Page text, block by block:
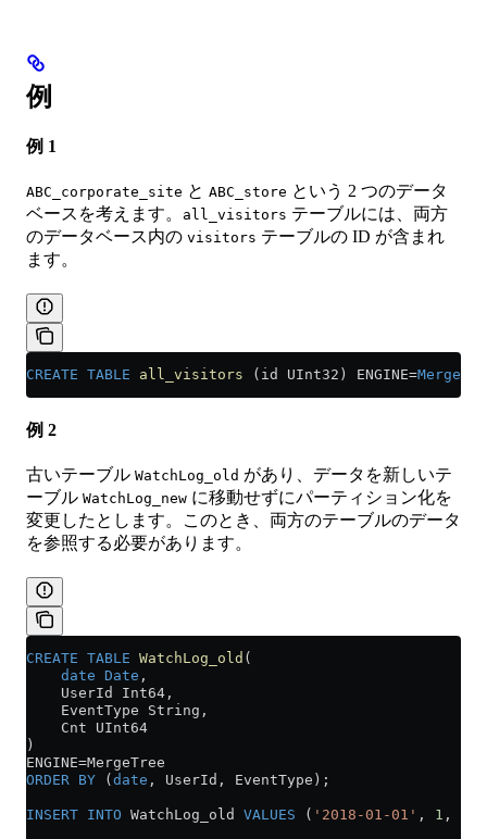
例
例 1
ABC_corporate_site と ABC_store という 2 つのデータ
ベースを考えます。
all_visitors テーブルには、両方
のデータベース内の visitors テーブルの ID が含まれ
ます。
CREATE TABLE all_visitors (id UInt32) ENGINE=Merge
例 2
古いテーブル WatchLog_old があり、データを新しいテ
ーブル WatchLog_new に移動せずにパーティション化を
変更したとします。このとき、両方のテーブルのデータ
を参照する必要があります。
CREATE TABLE WatchLog_old (
    date
Date ,
    UserId Int64,
    EventType String,
    Cnt UInt64
)
ENGINE=MergeTree
ORDER BY ( date , UserId, EventType);
INSERT INTO WatchLog_old VALUES ( '2018-01-01' , 1 ,